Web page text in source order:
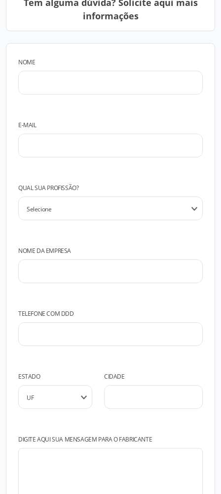
Tem alguma dúvida? Solicite aqui mais
informações
NOME
E-MAIL
QUAL SUA PROFISSÃO?
NOME DA EMPRESA
TELEFONE COM DDD
ESTADO CIDADE
DIGITE AQUI SUA MENSAGEM PARA O FABRICANTE